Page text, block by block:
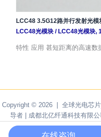
LCC48 3.5G12路并行发射光模
LCC48光模块/ LCC48光模块,
特性 应用 甚短距离的高速
Copyright © 2026 | 全球光电芯
导者 | 成都北亿纤通科技有限
Powered